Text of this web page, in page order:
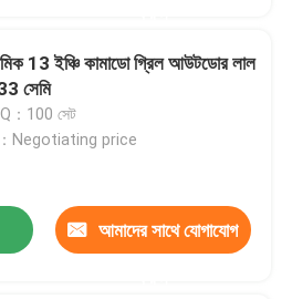
13 ইঞ্চি কামাডো গ্রিল আউটডোর লাল
সেমি
：100 সেট
Negotiating price
আমাদের সাথে যোগাযোগ